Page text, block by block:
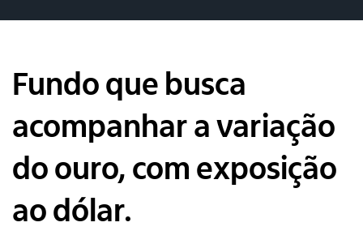
Fundo que busca
acompanhar a variação
do ouro, com exposição
ao dólar.